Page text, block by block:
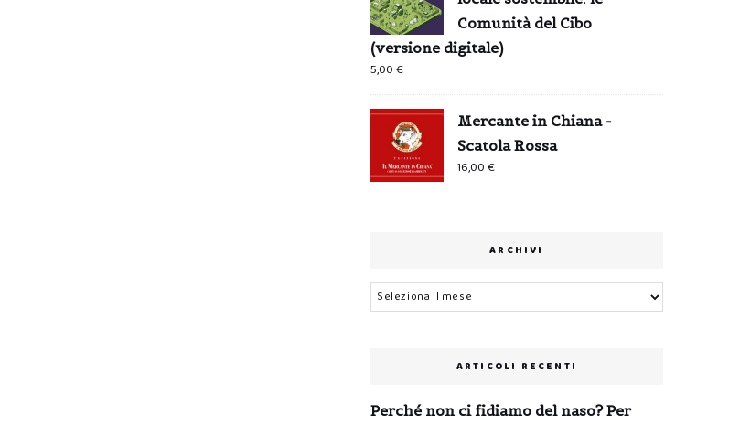
Comunità del Cibo
(versione digitale)
5,00€
Mercante in Chiana -
Scatola Rossa
16,00€
ARCHIVI
Archivi
ARTICOLI RECENTI
Perché non ci fidiamo del naso? Per